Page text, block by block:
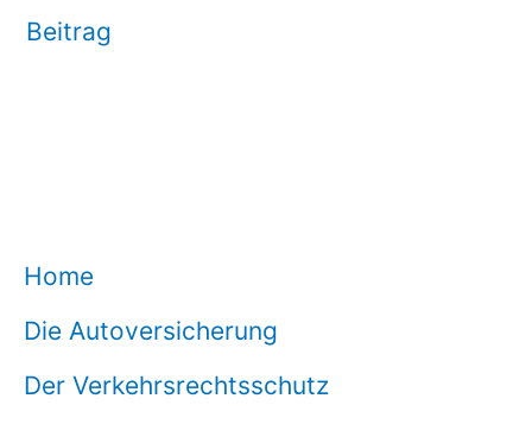
Beitrag
Home
Die Autoversicherung
Der Verkehrsrechtsschutz